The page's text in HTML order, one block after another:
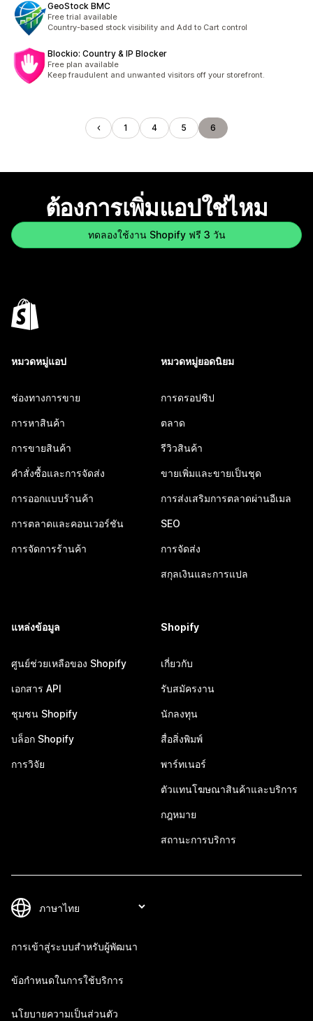
GeoStock BMC
Free trial available
Country-based stock visibility and Add to Cart control
Blockio: Country & IP Blocker
Free plan available
Keep fraudulent and unwanted visitors off your storefront.
1 4 5 6
ต้องการเพิ่มแอปใช่ไหม
ทดลองใช้งาน Shopify ฟรี 3 วัน
หมวดหมู่แอป
ช่องทางการขาย
การหาสินค้า
การขายสินค้า
คำสั่งซื้อและการจัดส่ง
การออกแบบร้านค้า
การตลาดและคอนเวอร์ชัน
การจัดการร้านค้า
หมวดหมู่ยอดนิยม
การดรอปชิป
ตลาด
รีวิวสินค้า
ขายเพิ่มและขายเป็นชุด
การส่งเสริมการตลาดผ่านอีเมล
SEO
การจัดส่ง
สกุลเงินและการแปล
แหล่งข้อมูล
ศูนย์ช่วยเหลือของ Shopify
เอกสาร API
ชุมชน Shopify
บล็อก Shopify
การวิจัย
Shopify
เกี่ยวกับ
รับสมัครงาน
นักลงทุน
สื่อสิ่งพิมพ์
พาร์ทเนอร์
ตัวแทนโฆษณาสินค้าและบริการ
กฎหมาย
สถานะการบริการ
การเข้าสู่ระบบสำหรับผู้พัฒนา
ข้อกำหนดในการใช้บริการ
นโยบายความเป็นส่วนตัว